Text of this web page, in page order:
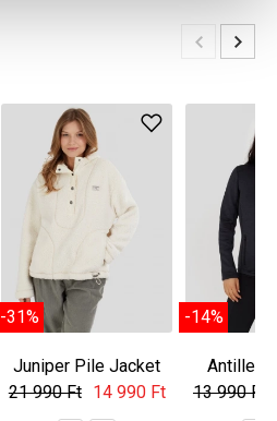
-31%
Juniper Pile Jacket
21 990 Ft 14 990 Ft
-14%
Antilles
13 990 Ft